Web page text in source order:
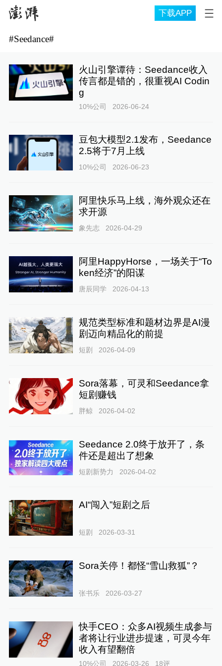
下载APP
#Seedance#
火山引擎谭待：Seedance收入
传言都是错的，很重视AI Codin
g
10%公司 2026-06-24
豆包大模型2.1发布，Seedance
2.5将于7月上线
10%公司 2026-06-23
阿里快乐马上线，海外观众还在
求开源
象先志 2026-04-29
阿里HappyHorse，一场关于“To
ken经济”的阳谋
唐辰同学 2026-04-13
规范类型标准和题材边界是AI漫
剧迈向精品化的前提
短剧 2026-04-09
Sora落幕，可灵和Seedance拿
短剧赚钱
胖鲸 2026-04-02
Seedance 2.0终于放开了，条
件还是超出了想象
短剧新势力 2026-04-02
AI“闯入”短剧之后
短剧 2026-03-31
Sora关停！都怪“雪山救狐”？
张书乐 2026-03-27
快手CEO：众多AI视频生成参与
者将让行业进步提速，可灵今年
收入有望翻倍
10%公司 2026-03-26 18评